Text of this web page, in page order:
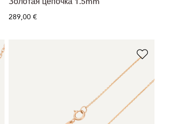
289,00 €